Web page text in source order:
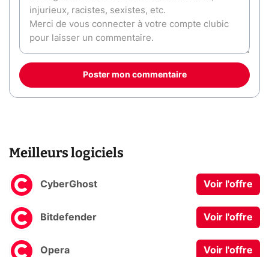
Poster mon commentaire
Meilleurs logiciels
CyberGhost Voir l'offre
Bitdefender Voir l'offre
Opera Voir l'offre